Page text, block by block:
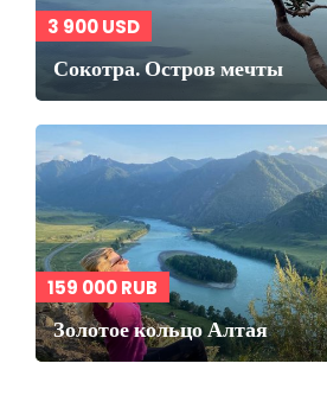
3 900 USD
Сокотра. Остров мечты
159 000 RUB
Золотое кольцо Алтая